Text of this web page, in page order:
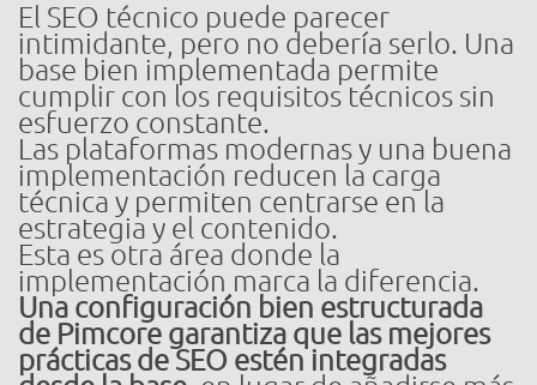
El SEO técnico puede parecer
intimidante, pero no debería serlo. Una
base bien implementada permite
cumplir con los requisitos técnicos sin
esfuerzo constante.
Las plataformas modernas y una buena
implementación reducen la carga
técnica y permiten centrarse en la
estrategia y el contenido.
Esta es otra área donde la
implementación marca la diferencia.
Una configuración bien estructurada
de Pimcore garantiza que las mejores
prácticas de SEO estén integradas